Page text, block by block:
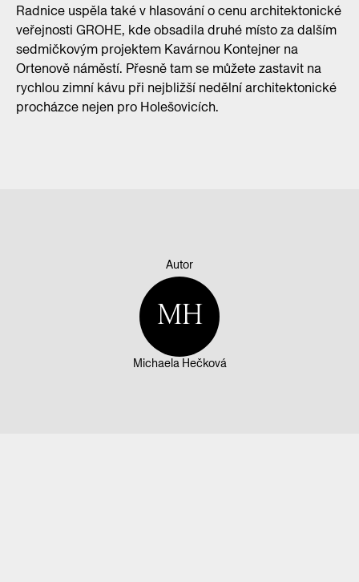
Radnice uspěla také v hlasování o cenu architektonické
veřejnosti GROHE, kde obsadila druhé místo za dalším
sedmičkovým projektem Kavárnou Kontejner na
Ortenově náměstí. Přesně tam se můžete zastavit na
rychlou zimní kávu při nejbližší nedělní architektonické
procházce nejen pro Holešovicích.
Autor
MH
Michaela Hečková